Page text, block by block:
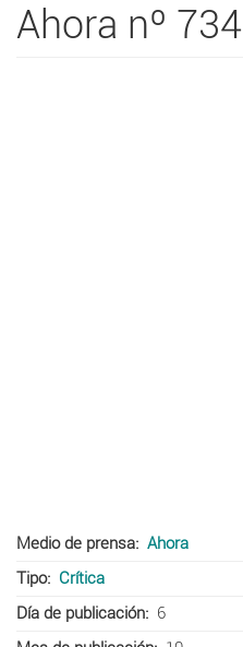
Ahora nº 734
Medio de prensa
Ahora
Tipo
Crítica
Día de publicación
6